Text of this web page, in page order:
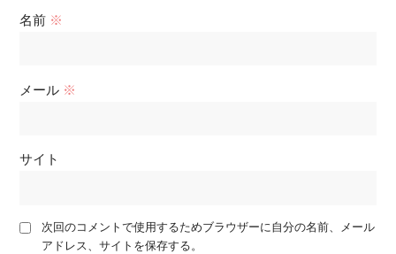
名前 ※
メール ※
サイト
次回のコメントで使用するためブラウザーに自分の名前、メール
アドレス、サイトを保存する。